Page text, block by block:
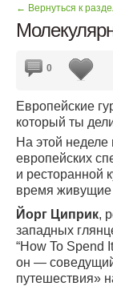
← Вернуться к
0
Европейские
который ты
На этой
европейских
и ресторанной
время
Йорг Циприк,
западных
“How To Spend
он —
путешествия»